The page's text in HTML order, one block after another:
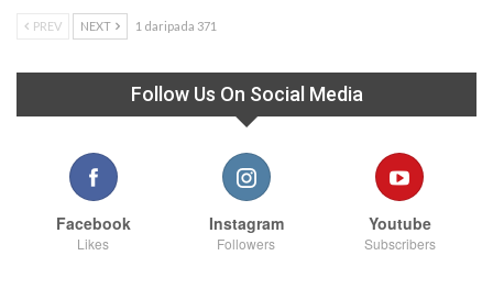
PREV NEXT 1 daripada 371
Follow Us On Social Media
Facebook
Likes
Instagram
Followers
Youtube
Subscribers